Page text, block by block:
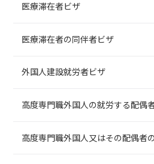
医療滞在者ビザ
医療滞在者の同伴者ビザ
外国人建設就労者ビザ
高度専門職外国人の就労する配偶
高度専門職外国人又はその配偶者